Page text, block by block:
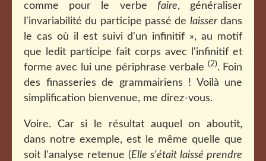
comme pour le verbe faire, généraliser
l'invariabilité du participe passé de laisserdans
le cas où il est suivi d'un infinitif », au motif
que ledit participe fait corps avec l'infinitif et
forme avec lui une périphrase verbale (2). Foin
des finasseries de grammairiens ! Voilà une
simplification bienvenue, me direz-vous.
Voire. Car si le résultat auquel on aboutit,
dans notre exemple, est le même quelle que
soit l'analyse retenue (Elle s'était laissé prendre